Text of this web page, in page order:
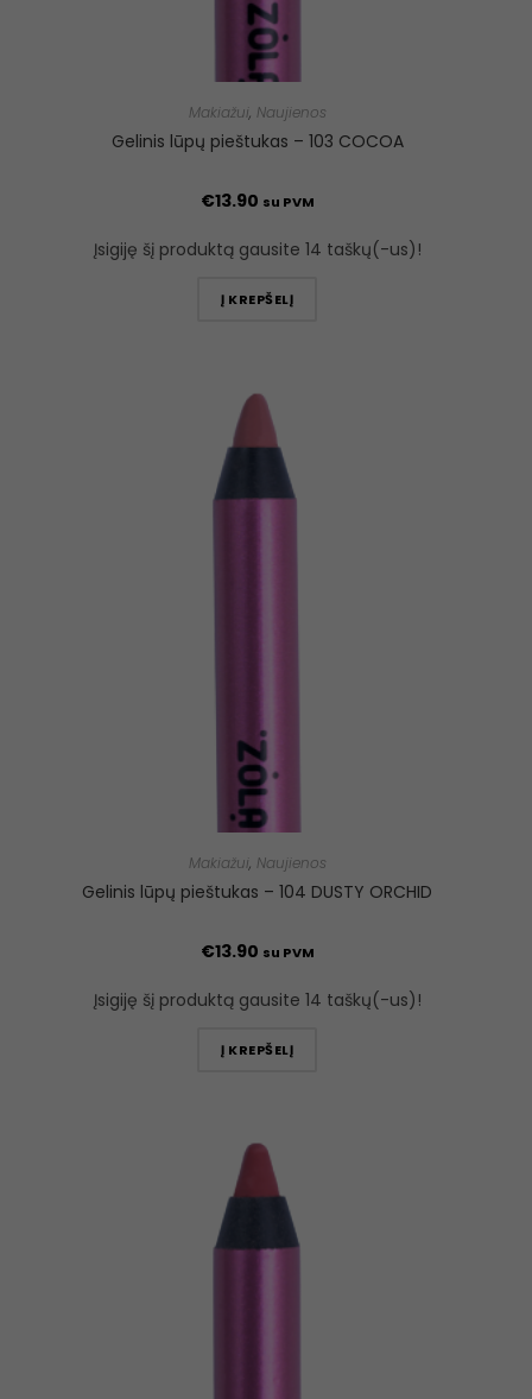
Makiažui, Naujienos
Gelinis lūpų pieštukas – 103 COCOA
€13.90 su PVM
Įsigiję šį produktą gausite 14 taškų(-us)!
Į KREPŠELĮ
Makiažui, Naujienos
Gelinis lūpų pieštukas – 104 DUSTY ORCHID
€13.90 su PVM
Įsigiję šį produktą gausite 14 taškų(-us)!
Į KREPŠELĮ